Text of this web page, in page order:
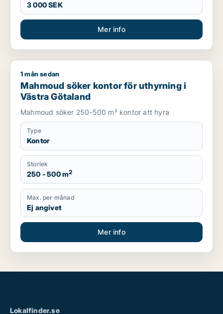
3 000 SEK
Mer info
Mahmoud söker kontor för uthyrning i Västra Götaland
1 mån sedan
Mahmoud söker kontor för uthyrning i
Västra Götaland
Mahmoud söker 250-500 m² kontor att hyra
Type
Kontor
Storlek
250 - 500 m2
Max. per månad
Ej angivet
Mer info
Lokalfinder.se